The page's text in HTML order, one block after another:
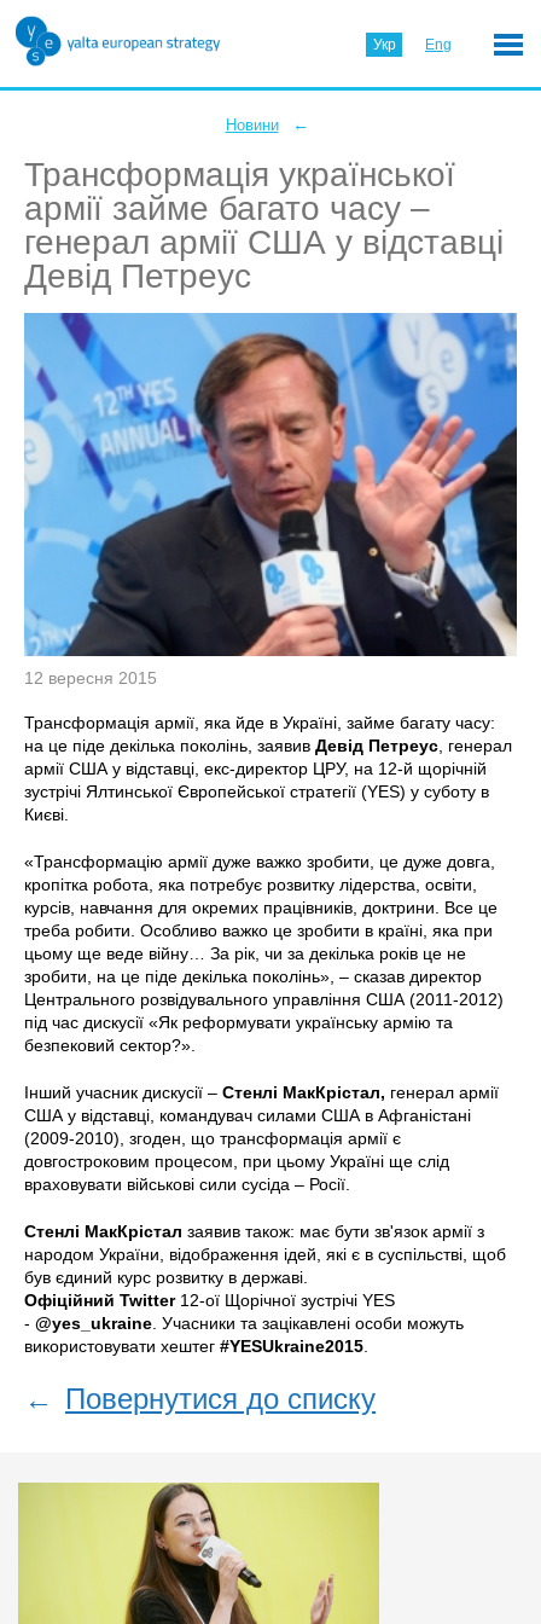
Укр Eng
Новини ←
Трансформація української
армії займе багато часу –
генерал армії США у відставці
Девід Петреус
12 вересня 2015
Трансформація армії, яка йде в Україні, займе багату часу:
на це піде декілька поколінь, заявив Девід Петреус, генерал
армії США у відставці, екс-директор ЦРУ, на 12-й щорічній
зустрічі Ялтинської Європейської стратегії (YES) у суботу в
Києві.
«Трансформацію армії дуже важко зробити, це дуже довга,
кропітка робота, яка потребує розвитку лідерства, освіти,
курсів, навчання для окремих працівників, доктрини. Все це
треба робити. Особливо важко це зробити в країні, яка при
цьому ще веде війну… За рік, чи за декілька років це не
зробити, на це піде декілька поколінь», – сказав директор
Центрального розвідувального управління США (2011-2012)
під час дискусії «Як реформувати українську армію та
безпековий сектор?».
Інший учасник дискусії – Стенлі МакКрістал, генерал армії
США у відставці, командувач силами США в Афганістані
(2009-2010), згоден, що трансформація армії є
довгостроковим процесом, при цьому Україні ще слід
враховувати військові сили сусіда – Росії.
Стенлі МакКрістал заявив також: має бути зв'язок армії з
народом України, відображення ідей, які є в суспільстві, щоб
був єдиний курс розвитку в державі.
Офіційний Twitter12-ої Щорічної зустрічі YES
- @yes_ukraine. Учасники та зацікавлені особи можуть
використовувати хештег #YESUkraine2015.
← Повернутися до списку